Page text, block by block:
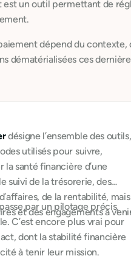
un outil permettant de
dépend du
dématérialisées ces
désigne l’ensemble des outils,
utilisés pour suivre,
santé financière d’une
suivi de la trésorerie, des
de la rentabilité, mais
et des engagements à
par un pilotage précis,
C’est encore plus vrai pour
dont la stabilité financière
à tenir leur mission.